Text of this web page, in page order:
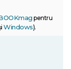
pentru
Windows).